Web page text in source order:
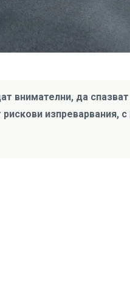
внимателни, да спазват
изпреварвания, с